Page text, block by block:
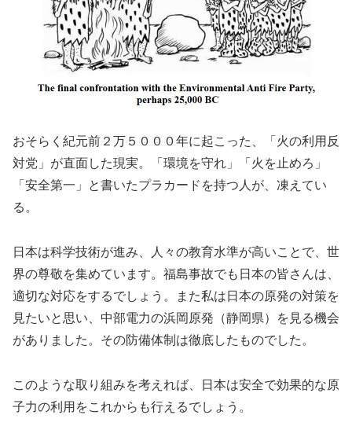
おそらく紀元前２万５０００年に起こった、「火の利用反
対党」が直面した現実。「環境を守れ」「火を止めろ」
「安全第一」と書いたプラカードを持つ人が、凍えてい
る。
日本は科学技術が進み、人々の教育水準が高いことで、世
界の尊敬を集めています。福島事故でも日本の皆さんは、
適切な対応をするでしょう。また私は日本の原発の対策を
見たいと思い、中部電力の浜岡原発（静岡県）を見る機会
がありました。その防備体制は徹底したものでした。
このような取り組みを考えれば、日本は安全で効果的な原
子力の利用をこれからも行えるでしょう。